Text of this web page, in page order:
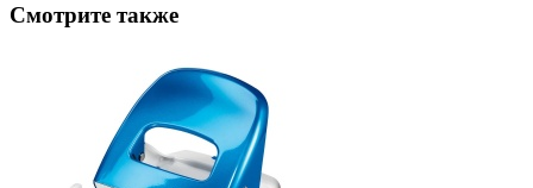
Смотрите также